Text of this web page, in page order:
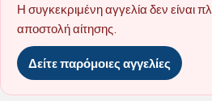
Η συγκεκριμένη αγγελία δεν είναι
αποστολή αίτησης.
Δείτε παρόμοιες αγγελίες